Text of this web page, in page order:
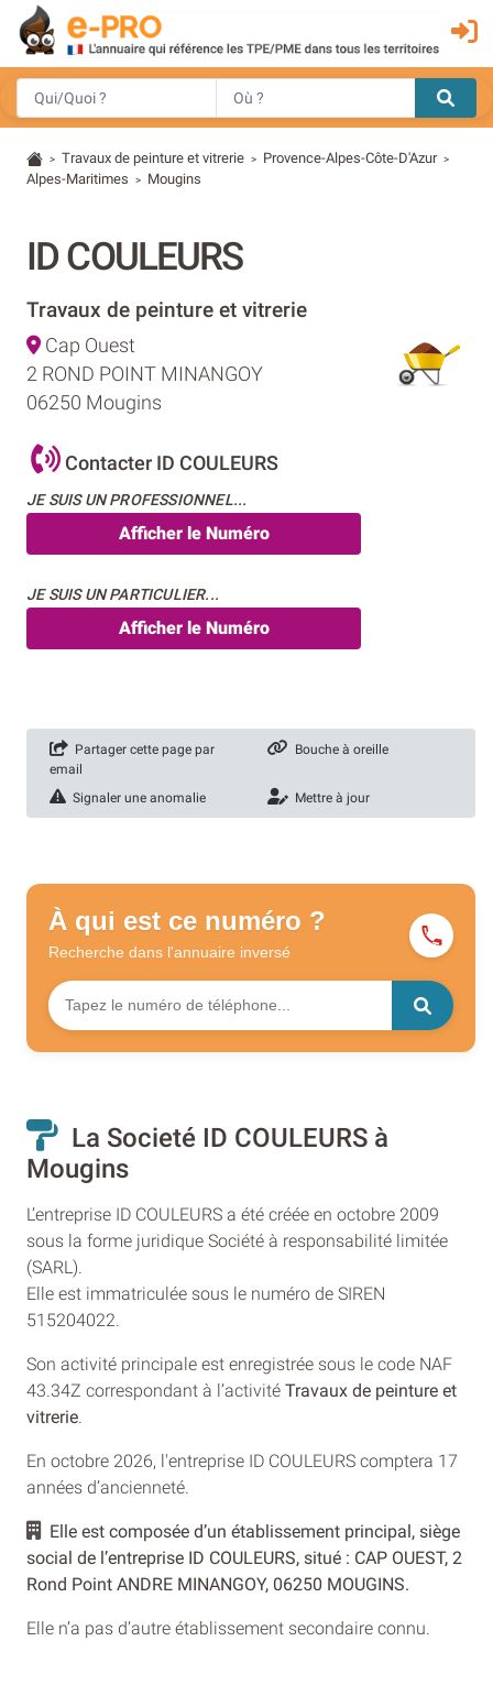
> Travaux de peinture et vitrerie > Provence-Alpes-Côte-D'Azur >
Alpes-Maritimes > Mougins
ID COULEURS
Travaux de peinture et vitrerie
Cap Ouest
2 ROND POINT MINANGOY
06250 Mougins
Contacter ID COULEURS
JE SUIS UN PROFESSIONNEL...
Afficher le Numéro
JE SUIS UN PARTICULIER...
Afficher le Numéro
Partager cette page par
email
Bouche à oreille
Signaler une anomalie Mettre à jour
À qui est ce numéro ?
Recherche dans l'annuaire inversé
La Societé ID COULEURS à
Mougins
L’entreprise ID COULEURS a été créée en octobre 2009
sous la forme juridique Société à responsabilité limitée
(SARL).
Elle est immatriculée sous le numéro de SIREN
515204022.
Son activité principale est enregistrée sous le code NAF
43.34Z correspondant à l’activité Travaux de peinture et
vitrerie
En octobre 2026, l'entreprise ID COULEURS comptera 17
années d’ancienneté.
Elle est composée d’un établissement principal, siège
social de l’entreprise ID COULEURS, situé : CAP OUEST, 2
Rond Point ANDRE MINANGOY, 06250 MOUGINS.
Elle n’a pas d’autre établissement secondaire connu.